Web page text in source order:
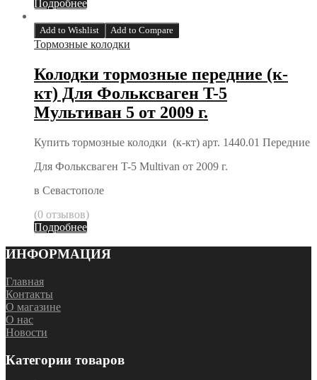
Подробнее
Add to Wishlist Add to Compare
Тормозные колодки
Колодки тормозные передние (к-
кт) Для Фольксваген T-5
Мультиван 5 от 2009 г.
Купить тормозные колодки (к-кт) арт. 1440.01 Передние
Для Фольксваген T-5 Multivan от 2009 г.
в Севастополе
(0 отзывов)
Подробнее
ИНФОРМАЦИЯ
Главная
Контакты
О магазине
О нас
Новости
Категории товаров